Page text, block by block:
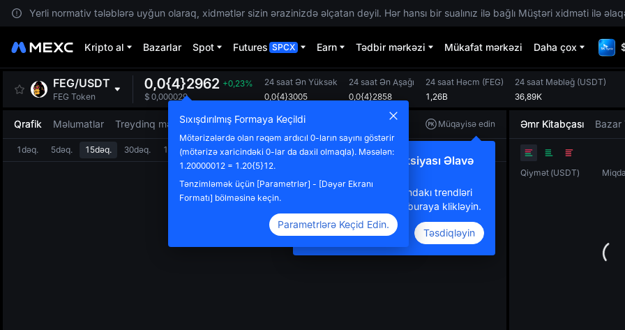
Yerli normativ tələblərə uyğun olaraq, xidmətlər sizin ərazinizdə əlçatan deyil. Hər hansı bir sualınız ilə bağlı Müştəri xidməti ilə
Kripto al Bazarlar Spot Futures SPCX Earn Tədbir mərkəzi Mükafat mərkəzi Daha çox
FEG/USDT
FEG Token
0,0{4}2962 +0,23%
$ 0,000029
24 saat Ən Yüksək
0,0{4}3005
24 saat Ən Aşağı
0,0{4}2858
24 saat Həcm (FEG)
1,26B
24 saat Məbləğ (USDT)
36,89K
Qrafik Məlumatlar Treydinq məlumatları Müqayisə edin
Yeni Müqayisə Funksiyası Əlavə
Edildi
Çoxsaylı tokenlər arasındakı trendləri
müqayisə etmək üçün buraya klikləyin.
Təsdiqləyin
1dəq. 5dəq. 15dəq. 30dəq. 1saat 4saat 1gün Orijinal TradingView
Əmr Kitabçası Bazar
Qiymət (USDT)
Sıxışdırılmış Formaya Keçildi
Mötərizələrdə olan rəqəm ardıcıl 0-ların sayını göstərir
(mötərizə xaricindəki 0-lar da daxil olmaqla). Məsələn:
1.20000012 = 1.20{5}12.
Tənzimləmək üçün [Parametrlər] - [Dəyər Ekranı
Formatı] bölməsinə keçin.
Parametrlərə Keçid Edin.